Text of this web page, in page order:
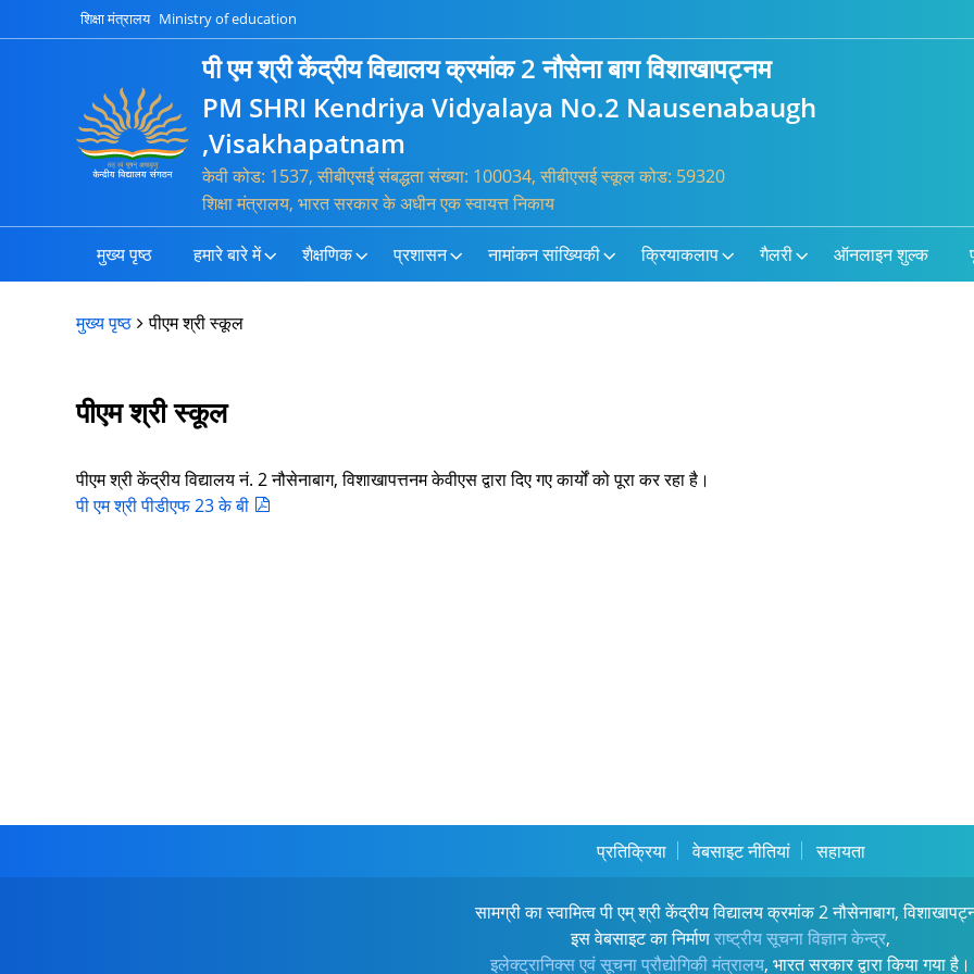
शिक्षा मंत्रालय Ministry of education
पी एम श्री केंद्रीय विद्यालय क्रमांक 2 नौसेना बाग विशाखापट्नम
PM SHRI Kendriya Vidyalaya No.2 Nausenabaugh
,Visakhapatnam
केवी कोड: 1537, सीबीएसई संबद्धता संख्या: 100034, सीबीएसई स्कूल कोड: 59320
शिक्षा मंत्रालय, भारत सरकार के अधीन एक स्वायत्त निकाय
मुख्य पृष्ठ हमारे बारे में शैक्षणिक प्रशासन नामांकन सांख्यिकी क्रियाकलाप गैलरी ऑनलाइन शुल्क
मुख्य पृष्ठ पीएम श्री स्कूल
पीएम श्री स्कूल
पीएम श्री केंद्रीय विद्यालय नं. 2 नौसेनाबाग, विशाखापत्तनम केवीएस द्वारा दिए गए कार्यों को पूरा कर रहा है।
पी एम श्री पीडीएफ 23 के बी
प्रतिक्रिया वेबसाइट नीतियां सहायता
सामग्री का स्वामित्व पी एम् श्री केंद्रीय विद्यालय क्रमांक 2 नौसेनाबाग,
इस वेबसाइट का निर्माणराष्ट्रीय सूचना विज्ञान केन्द्र,
इलेक्ट्रानिक्स एवं सूचना प्रौद्योगिकी मंत्रालय, भारत सरकार द्वारा किया गया है।